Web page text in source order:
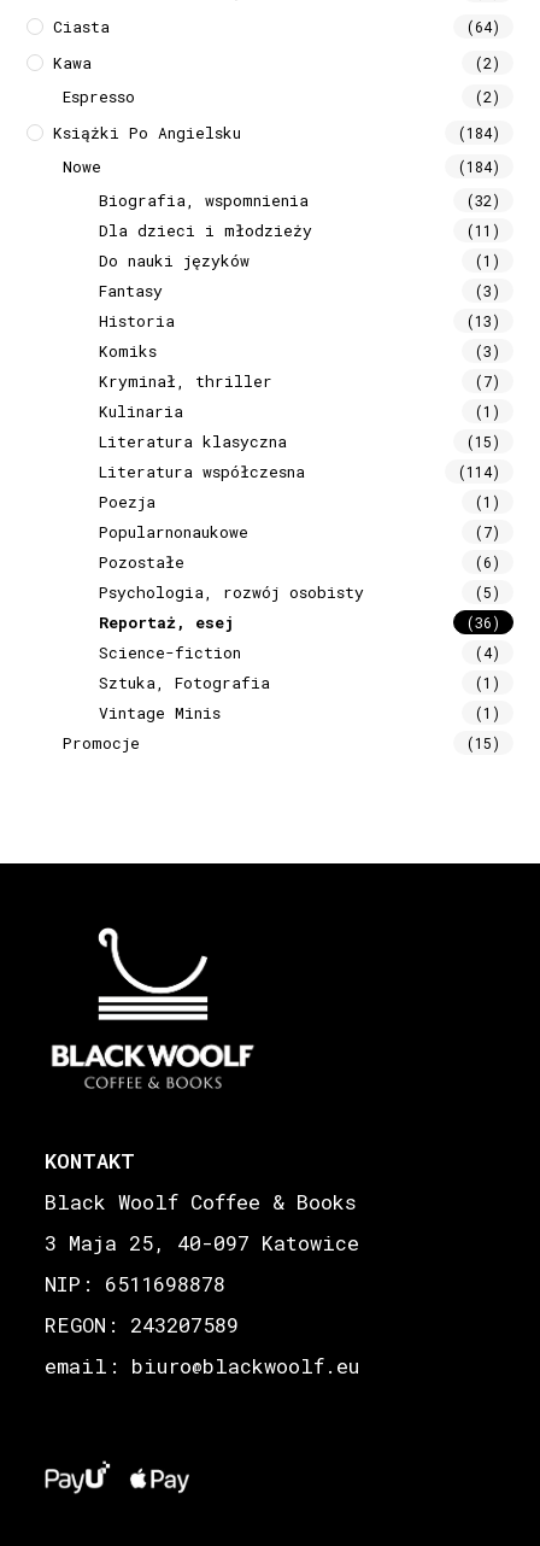
Ciasta (64)
Kawa (2)
Espresso (2)
Książki Po Angielsku (184)
Nowe (184)
Biografia, wspomnienia (32)
Dla dzieci i młodzieży (11)
Do nauki języków (1)
Fantasy (3)
Historia (13)
Komiks (3)
Kryminał, thriller (7)
Kulinaria (1)
Literatura klasyczna (15)
Literatura współczesna (114)
Poezja (1)
Popularnonaukowe (7)
Pozostałe (6)
Psychologia, rozwój osobisty (5)
Reportaż, esej (36)
Science-fiction (4)
Sztuka, Fotografia (1)
Vintage Minis (1)
Promocje (15)
KONTAKT
Black Woolf Coffee & Books
3 Maja 25, 40-097 Katowice
NIP: 6511698878
REGON: 243207589
email: biuro@blackwoolf.eu